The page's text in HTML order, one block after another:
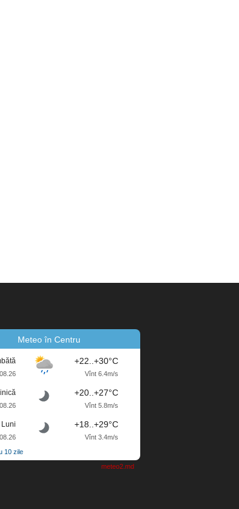
Meteo în Centru
+22..+30°C
Vînt 6.4m/s
+20..+27°C
Vînt 5.8m/s
Luni +18..+29°C
Vînt 3.4m/s
10 zile
meteo2.md